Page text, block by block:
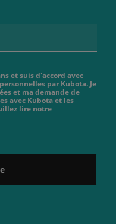
et suis d'accord avec
par Kubota. Je
et ma demande de
avec Kubota et les
lire notre